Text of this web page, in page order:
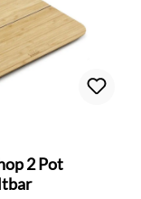
2 Pot